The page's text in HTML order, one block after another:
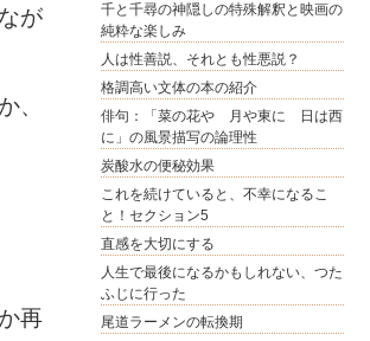
が
、
再
千と千尋の神隠しの特殊解釈と映画の
純粋な楽しみ
人は性善説、それとも性悪説？
格調高い文体の本の紹介
俳句：「菜の花や 月や東に 日は西
に」の風景描写の論理性
炭酸水の便秘効果
これを続けていると、不幸になるこ
と！セクション5
直感を大切にする
人生で最後になるかもしれない、つた
ふじに行った
尾道ラーメンの転換期